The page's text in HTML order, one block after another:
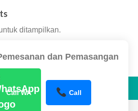
ditampilkan.
dan Pemasangan
Call WA Call
©www.sentraltower.com